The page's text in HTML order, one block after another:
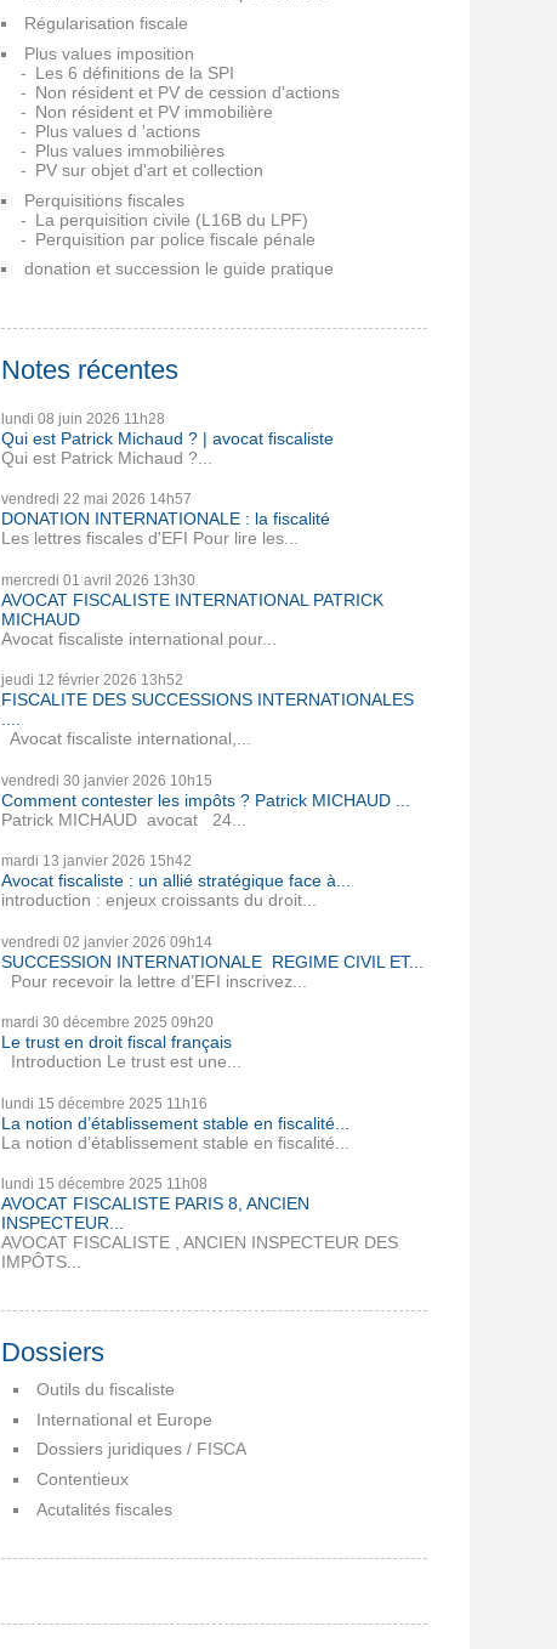
Régularisation fiscale
Plus values imposition
Les 6 définitions de la SPI
Non résident et PV de cession d'actions
Non résident et PV immobilière
Plus values d 'actions
Plus values immobilières
PV sur objet d'art et collection
Perquisitions fiscales
La perquisition civile (L16B du LPF)
Perquisition par police fiscale pénale
donation et succession le guide pratique
Notes récentes
lundi 08 juin 2026 11h28
Qui est Patrick Michaud ? | avocat fiscaliste
Qui est Patrick Michaud ?...
vendredi 22 mai 2026 14h57
DONATION INTERNATIONALE : la fiscalité
Les lettres fiscales d'EFI Pour lire les...
mercredi 01 avril 2026 13h30
AVOCAT FISCALISTE INTERNATIONAL PATRICK
MICHAUD
Avocat fiscaliste international pour...
jeudi 12 février 2026 13h52
FISCALITE DES SUCCESSIONS INTERNATIONALES
Avocat fiscaliste international,...
vendredi 30 janvier 2026 10h15
Comment contester les impôts ? Patrick MICHAUD ...
Patrick MICHAUD avocat 24...
mardi 13 janvier 2026 15h42
Avocat fiscaliste : un allié stratégique face à...
introduction : enjeux croissants du droit...
vendredi 02 janvier 2026 09h14
SUCCESSION INTERNATIONALE REGIME CIVIL ET...
Pour recevoir la lettre d’EFI inscrivez...
mardi 30 décembre 2025 09h20
Le trust en droit fiscal français
Introduction Le trust est une...
lundi 15 décembre 2025 11h16
La notion d’établissement stable en fiscalité...
La notion d’établissement stable en fiscalité...
lundi 15 décembre 2025 11h08
AVOCAT FISCALISTE PARIS 8, ANCIEN
INSPECTEUR...
AVOCAT FISCALISTE , ANCIEN INSPECTEUR DES
IMPÔTS...
Dossiers
Outils du fiscaliste
International et Europe
Dossiers juridiques / FISCA
Contentieux
Acutalités fiscales